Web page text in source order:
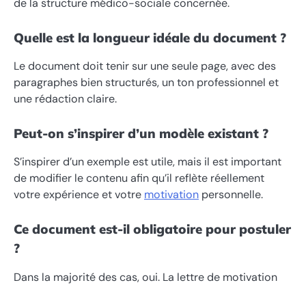
de la structure médico-sociale concernée.
Quelle est la longueur idéale du document ?
Le document doit tenir sur une seule page, avec des
paragraphes bien structurés, un ton professionnel et
une rédaction claire.
Peut-on s’inspirer d’un modèle existant ?
S’inspirer d’un exemple est utile, mais il est important
de modifier le contenu afin qu’il reflète réellement
votre expérience et votre motivation personnelle.
Ce document est-il obligatoire pour postuler
?
Dans la majorité des cas, oui. La lettre de motivation